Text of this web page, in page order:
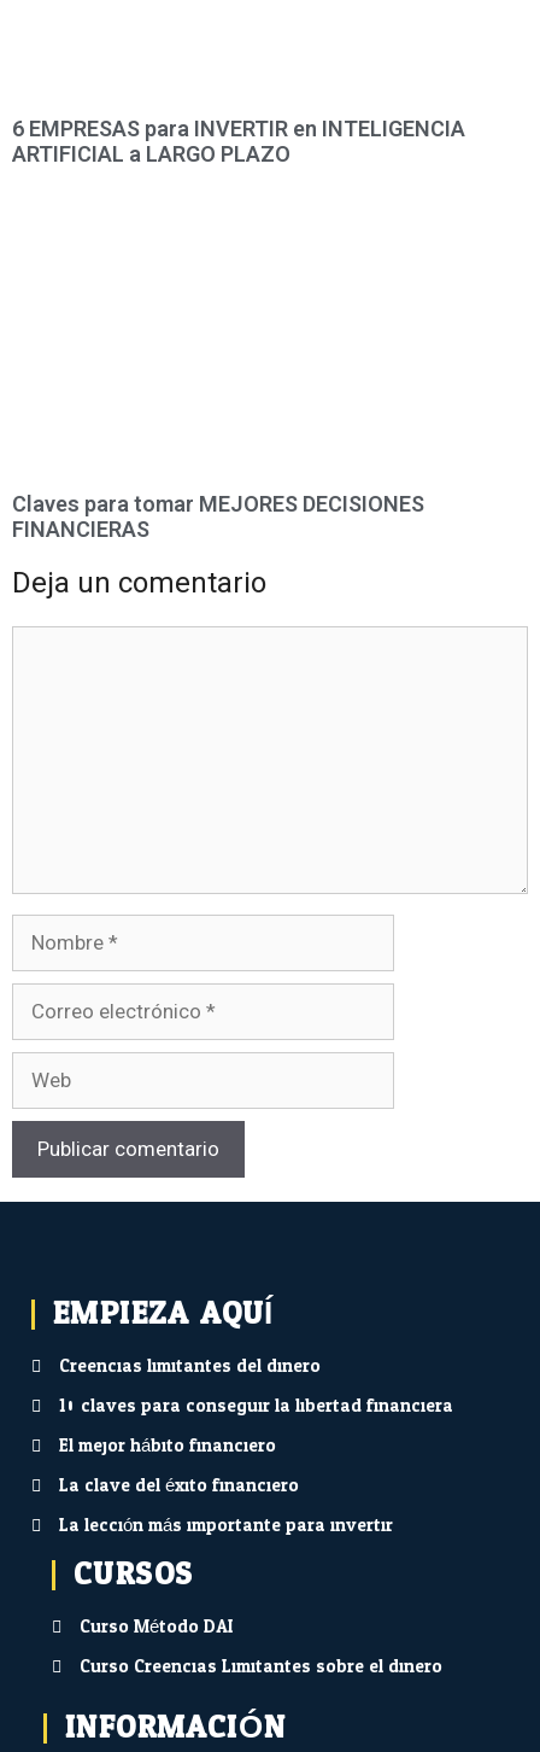
6 EMPRESAS para INVERTIR en INTELIGENCIA
ARTIFICIAL a LARGO PLAZO
Claves para tomar MEJORES DECISIONES
FINANCIERAS
Deja un comentario
EMPIEZA AQUÍ...
Creencias limitantes del dinero
10 claves para conseguir la libertad financiera
El mejor hábito financiero
La clave del éxito financiero
La lección más importante para invertir
CURSOS
Curso Método DAI
Curso Creencias Limitantes sobre el dinero
INFORMACIÓN